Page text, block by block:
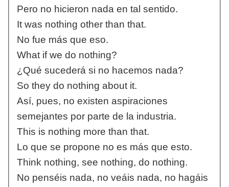
Pero no hicieron nada en tal sentido.
It was nothing other than that.
No fue más que eso.
What if we do nothing?
¿Qué sucederá si no hacemos nada?
So they do nothing about it.
Así, pues, no existen aspiraciones
semejantes por parte de la industria.
This is nothing more than that.
Lo que se propone no es más que esto.
Think nothing, see nothing, do nothing.
No penséis nada, no veáis nada, no hagáis